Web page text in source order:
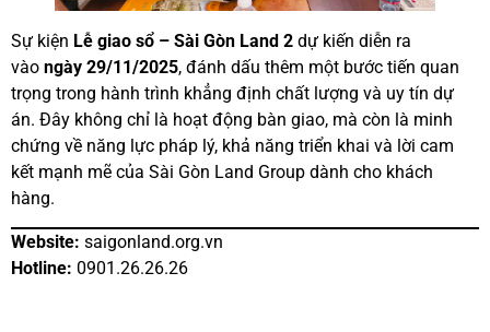
Sự kiện Lễ giao sổ – Sài Gòn Land 2 dự kiến diễn ra
vào ngày 29/11/2025, đánh dấu thêm một bước tiến quan
trọng trong hành trình khẳng định chất lượng và uy tín dự
án. Đây không chỉ là hoạt động bàn giao, mà còn là minh
chứng về năng lực pháp lý, khả năng triển khai và lời cam
kết mạnh mẽ của Sài Gòn Land Group dành cho khách
hàng.
Website: saigonland.org.vn
Hotline: 0901.26.26.26